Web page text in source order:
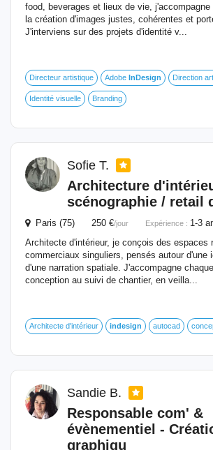
food, beverages et lieux de vie,
la création d'images justes, cohérentes et
J'interviens sur des projets d'identité v...
Directeur artistique Adobe InDesign Direction
Identité visuelle Branding
Sofie T.
Architecture
scénographie / retail
Paris (75) 250 €/jour Expérience : 1-3
Architecte d'intérieur, je conçois des espaces
commerciaux singuliers, pensés autour d'une
d'une narration spatiale. J'accompagne
conception au suivi de chantier, en veilla...
Architecte d'intérieur indesign autocad
Sandie B.
Responsable com' &
évènementiel -
graphiqu